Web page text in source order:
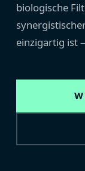
biologische
einzigartig ist